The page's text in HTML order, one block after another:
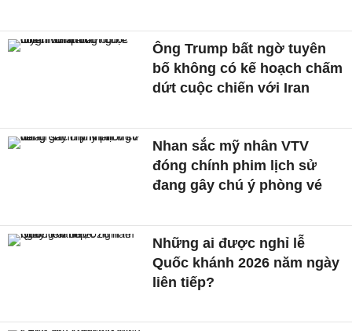
Ông Trump bất ngờ tuyên
bố không có kế hoạch chấm
dứt cuộc chiến với Iran
Nhan sắc mỹ nhân VTV
đóng chính phim lịch sử
đang gây chú ý phòng vé
Những ai được nghỉ lễ
Quốc khánh 2026 năm ngày
liên tiếp?